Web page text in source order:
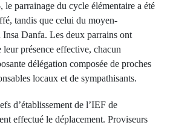
le parrainage du cycle élémentaire a été
tandis que celui du moyen-
Insa Danfa. Les deux parrains ont
présence effective, chacun
délégation composée de proches
locaux et de sympathisants.
d’établissement de l’IEF de
effectué le déplacement. Proviseurs